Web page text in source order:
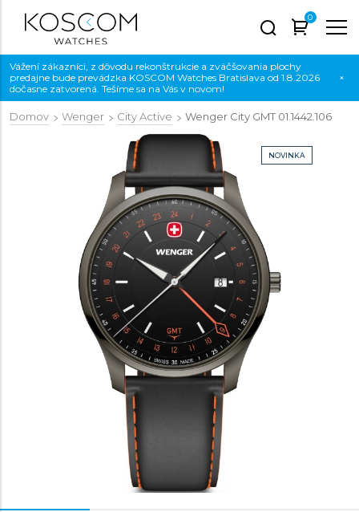
0
Vážení zákazníci, z dôvodu rekonštrukcie a zväčšovania plochy
predajne bude prevádzka KOSCOM Watches Bratislava od 1.8.2026
dočasne zatvorená. Tešíme sa na Vás v novom!
×
Domov Wenger City Active Wenger City GMT 01.1442.106
NOVINKA